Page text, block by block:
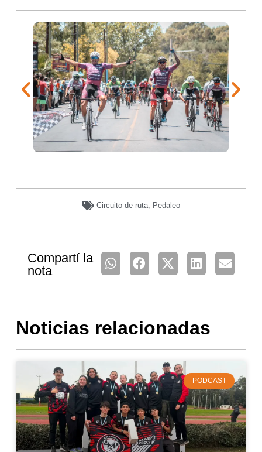
Circuito de ruta, Pedaleo
Compartí la
nota
Noticias relacionadas
PODCAST